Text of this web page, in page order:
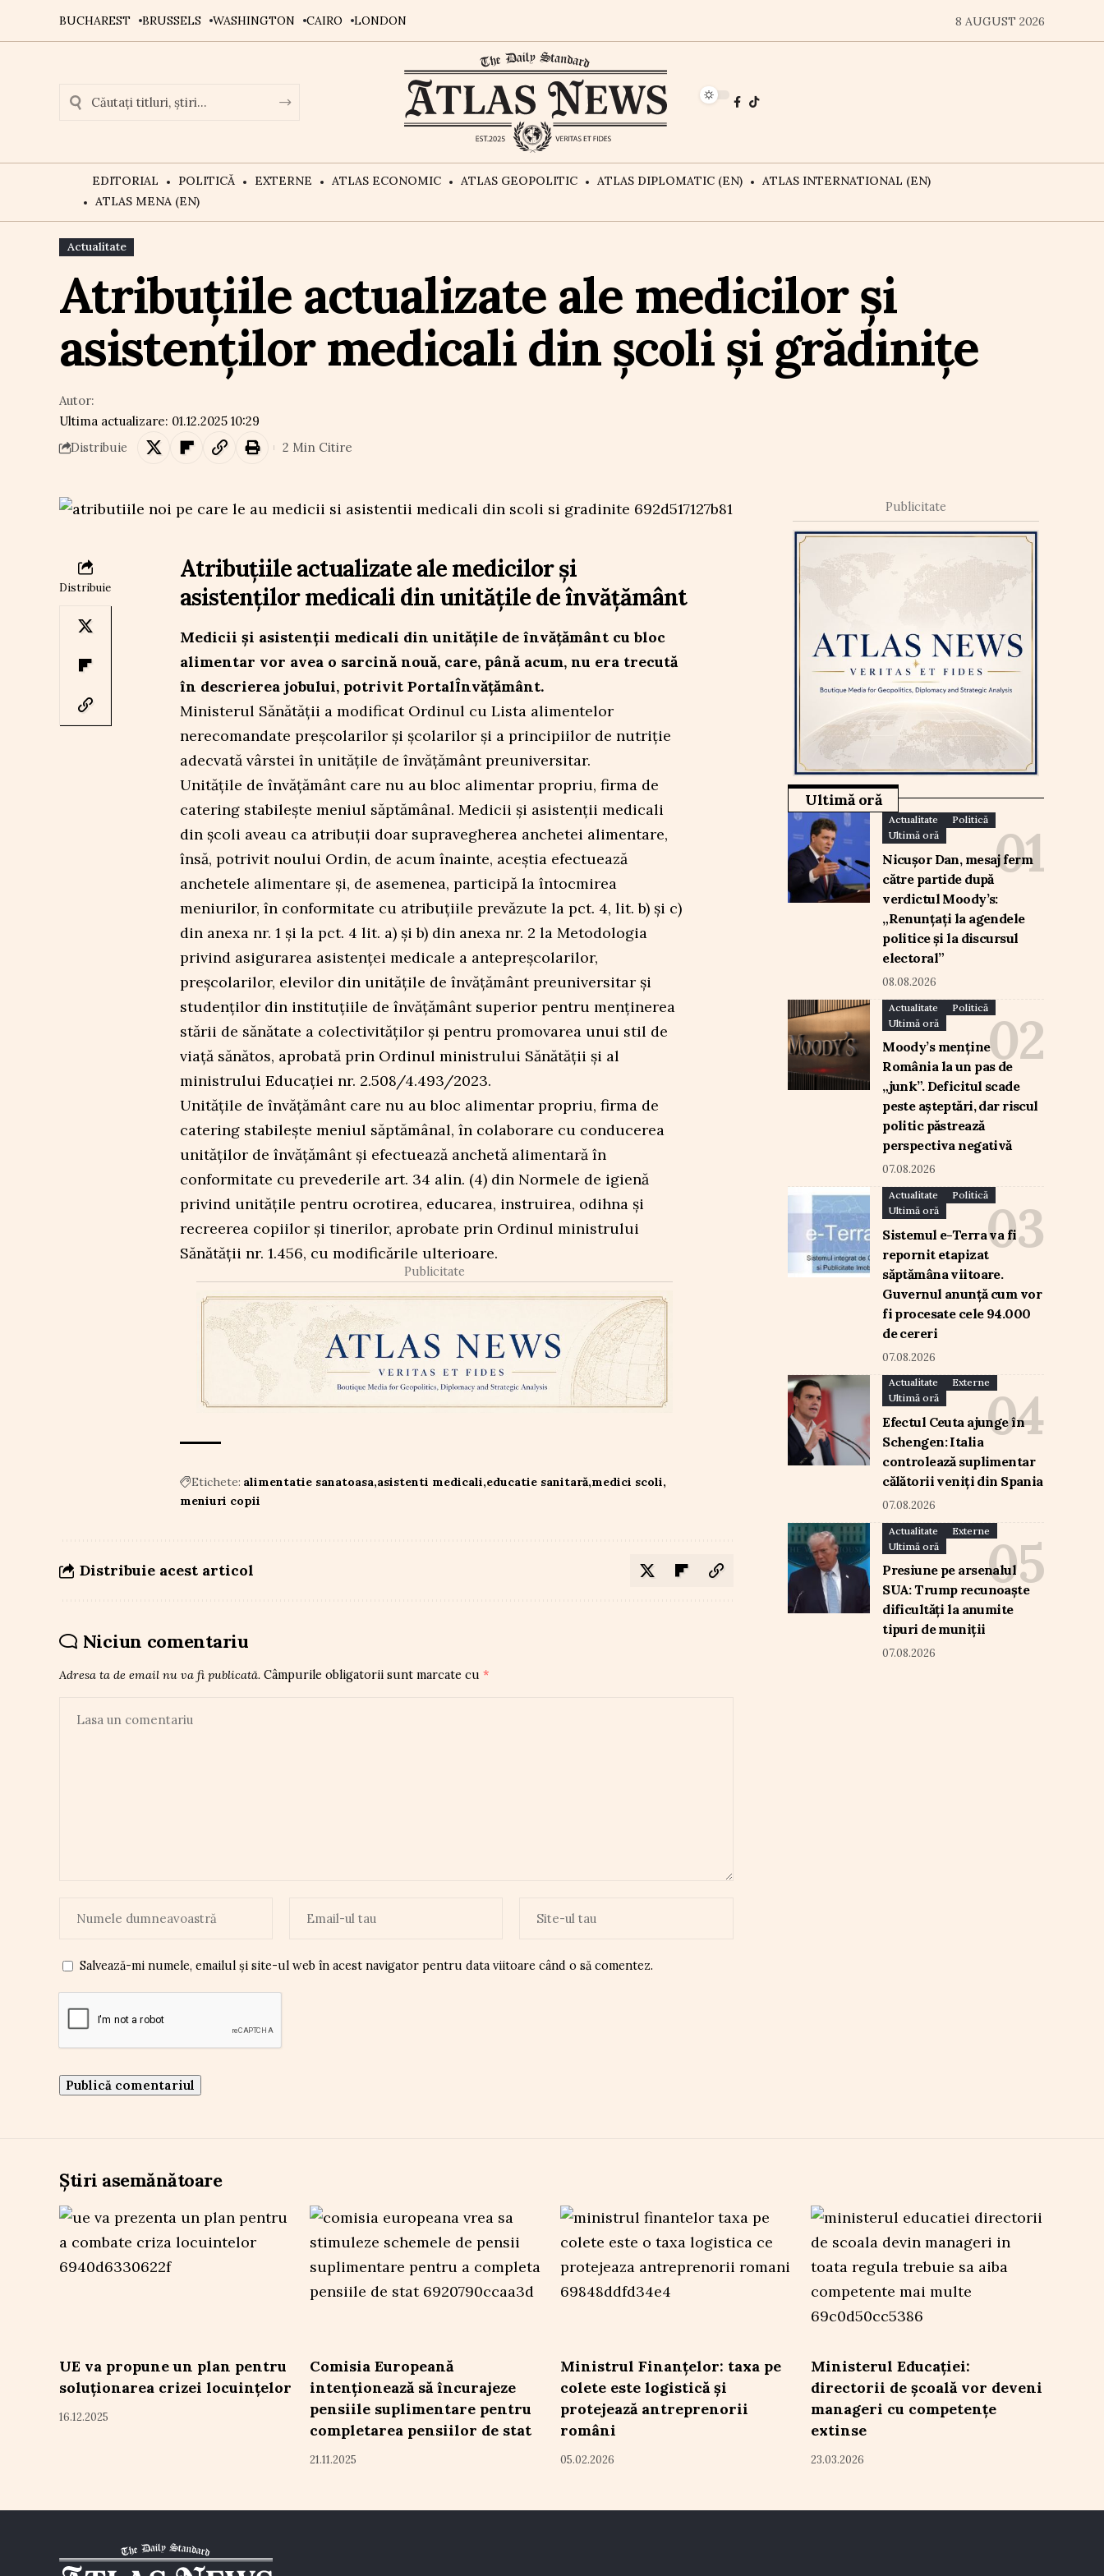
BUCHAREST BRUSSELS WASHINGTON CAIRO LONDON 8 AUGUST 2026
EDITORIAL POLITICĂ EXTERNE ATLAS ECONOMIC ATLAS GEOPOLITIC ATLAS DIPLOMATIC (EN)
ATLAS INTERNATIONAL (EN)
ATLAS MENA (EN)
Actualitate
Atribuțiile actualizate ale medicilor și
asistenților medicali din școli și grădinițe
Ultima actualizare: 01.12.2025 10:29
Autor:
Distribuie 2 Min Citire
Distribuie
Atribuțiile actualizate ale medicilor și
asistenților medicali din unitățile de învățământ
Medicii și asistenții medicali din unitățile de învățământ cu bloc
alimentar vor avea o sarcină nouă, care, până acum, nu era trecută
în descrierea jobului, potrivit PortalÎnvățământ.
Ministerul Sănătății a modificat Ordinul cu Lista alimentelor
nerecomandate preșcolarilor și școlarilor și a principiilor de nutriție
adecvată vârstei în unitățile de învățământ preuniversitar.
Unitățile de învățământ care nu au bloc alimentar propriu, firma de
catering stabilește meniul săptămânal. Medicii și asistenții medicali
din școli aveau ca atribuții doar supravegherea anchetei alimentare,
însă, potrivit noului Ordin, de acum înainte, aceștia efectuează
anchetele alimentare și, de asemenea, participă la întocmirea
meniurilor, în conformitate cu atribuțiile prevăzute la pct. 4, lit. b) și c)
din anexa nr. 1 și la pct. 4 lit. a) și b) din anexa nr. 2 la Metodologia
privind asigurarea asistenței medicale a antepreșcolarilor,
preșcolarilor, elevilor din unitățile de învățământ preuniversitar și
studenților din instituțiile de învățământ superior pentru menținerea
stării de sănătate a colectivităților și pentru promovarea unui stil de
viață sănătos, aprobată prin Ordinul ministrului Sănătății și al
ministrului Educației nr. 2.508/4.493/2023.
Unitățile de învățământ care nu au bloc alimentar propriu, firma de
catering stabilește meniul săptămânal, în colaborare cu conducerea
unităților de învățământ și efectuează anchetă alimentară în
conformitate cu prevederile art. 34 alin. (4) din Normele de igienă
privind unitățile pentru ocrotirea, educarea, instruirea, odihna și
recreerea copiilor și tinerilor, aprobate prin Ordinul ministrului
Sănătății nr. 1.456, cu modificările ulterioare.
Publicitate
Etichete: alimentatie sanatoasa asistenti medicali educatie sanitară medici scoli
meniuri copii
Distribuie acest articol
Niciun comentariu
Adresa ta de email nu va fi publicată. Câmpurile obligatorii sunt marcate cu *
Salvează-mi numele, emailul și site-ul web în acest navigator pentru data viitoare când o să comentez.
Publicitate
Ultimă oră
Actualitate
Politică
Ultimă oră
Nicușor Dan, mesaj ferm
către partide după
verdictul Moody’s:
„Renunțați la agendele
politice și la discursul
electoral”
08.08.2026
Actualitate
Politică
Ultimă oră
Moody’s menține
România la un pas de
„junk”. Deficitul scade
peste așteptări, dar riscul
politic păstrează
perspectiva negativă
07.08.2026
Actualitate
Politică
Ultimă oră
Sistemul e-Terra va fi
repornit etapizat
săptămâna viitoare.
Guvernul anunță cum vor
fi procesate cele 94.000
de cereri
07.08.2026
Actualitate
Externe
Ultimă oră
Efectul Ceuta ajunge în
Schengen: Italia
controlează suplimentar
călătorii veniți din Spania
07.08.2026
Actualitate
Externe
Ultimă oră
Presiune pe arsenalul
SUA: Trump recunoaște
dificultăți la anumite
tipuri de muniții
07.08.2026
Știri asemănătoare
UE va propune un plan pentru
soluționarea crizei locuințelor
16.12.2025
Comisia Europeană
intenționează să încurajeze
pensiile suplimentare pentru
completarea pensiilor de stat
21.11.2025
Ministrul Finanțelor: taxa pe
colete este logistică și
protejează antreprenorii
români
05.02.2026
Ministerul Educației:
directorii de școală vor deveni
manageri cu competențe
extinse
23.03.2026